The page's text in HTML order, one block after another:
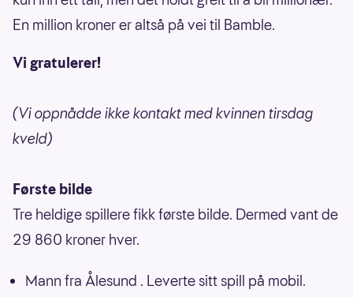
En million kroner er altså på vei til Bamble.
Vi gratulerer!
(Vi oppnådde ikke kontakt med kvinnen tirsdag
kveld)
Første bilde
Tre heldige spillere fikk første bilde. Dermed vant de
29 860 kroner hver.
Mann fra Ålesund . Leverte sitt spill på mobil.